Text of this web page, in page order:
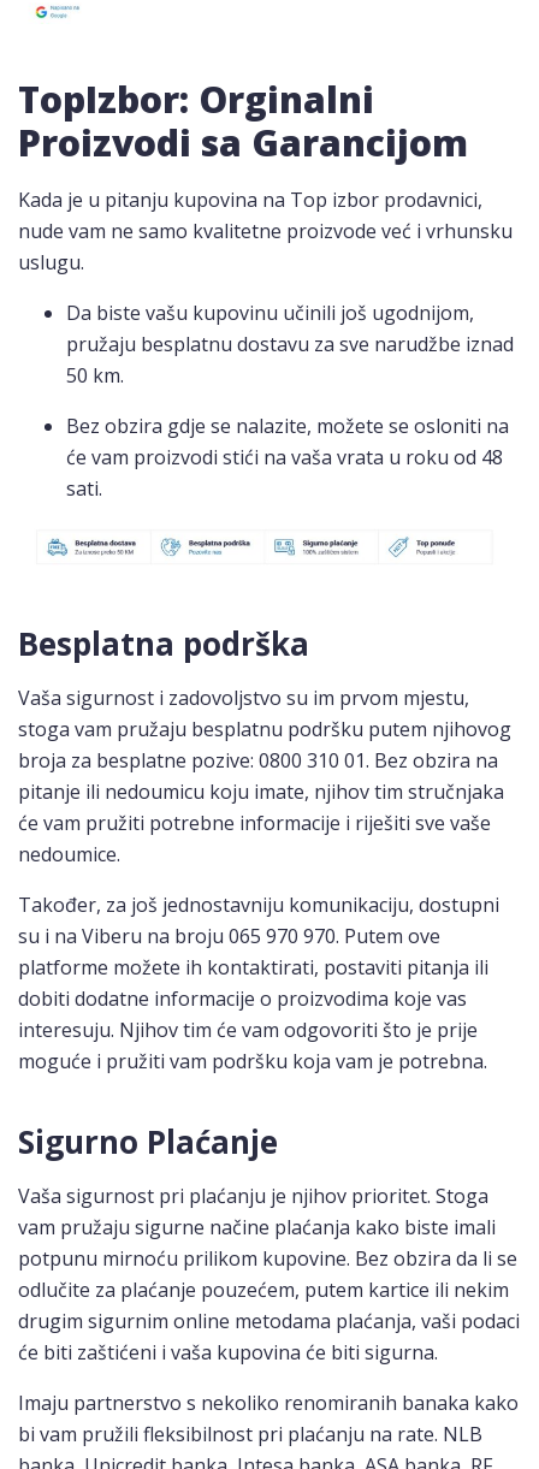
TopIzbor: Orginalni
Proizvodi sa Garancijom
Kada je u pitanju kupovina na Top izbor prodavnici,
nude vam ne samo kvalitetne proizvode već i vrhunsku
uslugu.
Da biste vašu kupovinu učinili još ugodnijom,
pružaju besplatnu dostavu za sve narudžbe iznad
50 km.
Bez obzira gdje se nalazite, možete se osloniti na
će vam proizvodi stići na vaša vrata u roku od 48
sati.
Besplatna podrška
Vaša sigurnost i zadovoljstvo su im prvom mjestu,
stoga vam pružaju besplatnu podršku putem njihovog
broja za besplatne pozive: 0800 310 01. Bez obzira na
pitanje ili nedoumicu koju imate, njihov tim stručnjaka
će vam pružiti potrebne informacije i riješiti sve vaše
nedoumice.
Također, za još jednostavniju komunikaciju, dostupni
su i na Viberu na broju 065 970 970. Putem ove
platforme možete ih kontaktirati, postaviti pitanja ili
dobiti dodatne informacije o proizvodima koje vas
interesuju. Njihov tim će vam odgovoriti što je prije
moguće i pružiti vam podršku koja vam je potrebna.
Sigurno Plaćanje
Vaša sigurnost pri plaćanju je njihov prioritet. Stoga
vam pružaju sigurne načine plaćanja kako biste imali
potpunu mirnoću prilikom kupovine. Bez obzira da li se
odlučite za plaćanje pouzećem, putem kartice ili nekim
drugim sigurnim online metodama plaćanja, vaši podaci
će biti zaštićeni i vaša kupovina će biti sigurna.
Imaju partnerstvo s nekoliko renomiranih banaka kako
bi vam pružili fleksibilnost pri plaćanju na rate. NLB